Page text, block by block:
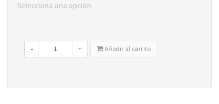
Selecciona una opción
- + Añadir al carrito